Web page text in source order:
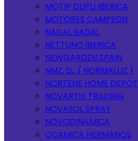
MOTIP DUPLI IBERICA
MOTORES CAMPEON
NADAL BADAL
NETTUNO IBERICA
NEWGARDEN SPAIN
NMZ, SL. ( NORMALUZ )
NORTENE HOME DEPOT
NOVARTIX TRADING
NOVASOL SPRAY
NOVODINAMICA
OCAMICA HERMANOS